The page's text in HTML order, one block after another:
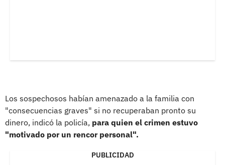
Los sospechosos habían amenazado a la familia con
"consecuencias graves" si no recuperaban pronto su
dinero, indicó la policía, para quien el crimen estuvo
"motivado por un rencor personal".
PUBLICIDAD